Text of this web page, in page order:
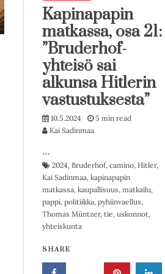
Kapinapapin
matkassa, osa 21:
”Bruderhof-
yhteisö sai
alkunsa Hitlerin
vastustuksesta”
10.5.2024
5 min read
Kai Sadinmaa
…
2024, Bruderhof, camino, Hitler,
Kai Sadinmaa, kapinapapin
matkassa, kaupallisuus, matkailu,
pappi, politiikka, pyhiinvaellus,
Thomas Müntzer, tie, uskonnot,
yhteiskunta
SHARE